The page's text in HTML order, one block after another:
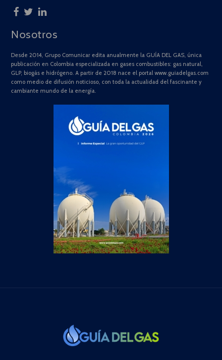
Nosotros
Desde 2014, Grupo Comunicar edita anualmente la GUÍA DEL GAS, única
publicación en Colombia especializada en gases combustibles: gas natural,
GLP, biogás e hidrógeno. A partir de 2018 nace el portal www.guiadelgas.com
como medio de difusión noticioso, con toda la actualidad del fascinante y
cambiante mundo de la energía.